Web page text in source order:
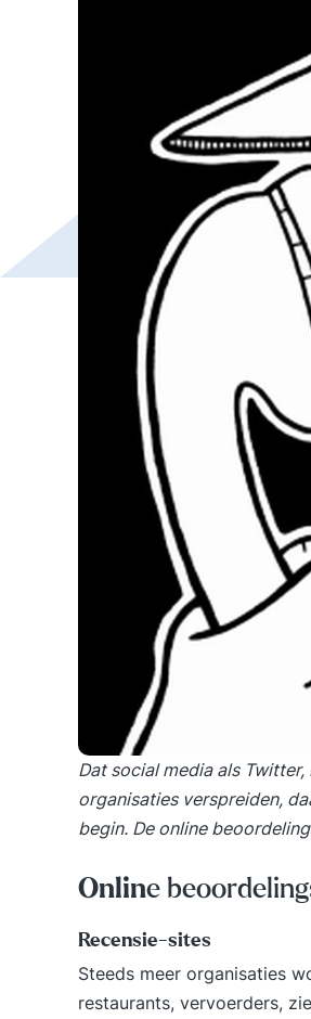
Dat social media als
organisaties verspreiden,
begin. De online
Online
Recensie-sites
Steeds meer organisaties
restaurants, vervoerders,